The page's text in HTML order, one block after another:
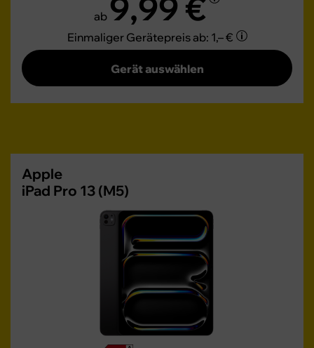
ab 9,99 €
Einmaliger Gerätepreisab: 1,– €
Gerät auswählen
Apple
iPad Pro 13 (M5)